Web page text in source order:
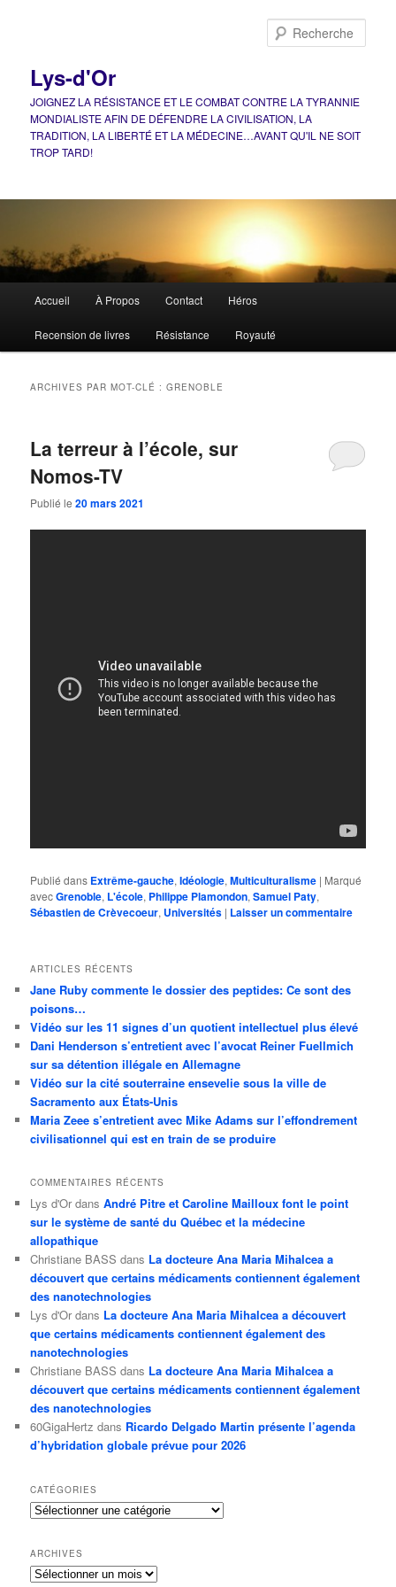
Lys-d'Or
JOIGNEZ LA RÉSISTANCE ET LE COMBAT CONTRE LA TYRANNIE
MONDIALISTE AFIN DE DÉFENDRE LA CIVILISATION, LA
TRADITION, LA LIBERTÉ ET LA MÉDECINE…AVANT QU'IL NE SOIT
TROP TARD!
principal
Accueil À Propos Contact Héros
Recension de livres Résistance Royauté
ARCHIVES PAR MOT-CLÉ :GRENOBLE
La terreur à l’école, sur
Nomos-TV
Publié le20 mars 2021
Publié dans Extrême-gauche,Idéologie,Multiculturalisme | Marqué
avecGrenoble, L'école, Philippe Plamondon,Samuel Paty,
Sébastien de Crèvecoeur, Universités | Laisser un commentaire
ARTICLES RÉCENTS
Jane Ruby commente le dossier des peptides: Ce sont des
poisons…
Vidéo sur les 11 signes d’un quotient intellectuel plus élevé
Dani Henderson s’entretient avec l’avocat Reiner Fuellmich
sur sa détention illégale en Allemagne
Vidéo sur la cité souterraine ensevelie sous la ville de
Sacramento aux États-Unis
Maria Zeee s’entretient avec Mike Adams sur l’effondrement
civilisationnel qui est en train de se produire
COMMENTAIRES RÉCENTS
Lys d'Or dansAndré Pitre et Caroline Mailloux font le point
sur le système de santé du Québec et la médecine
allopathique
Christiane BASS dans La docteure Ana Maria Mihalcea a
découvert que certains médicaments contiennent également
des nanotechnologies
Lys d'Or dans La docteure Ana Maria Mihalcea a découvert
que certains médicaments contiennent également des
nanotechnologies
Christiane BASS dans La docteure Ana Maria Mihalcea a
découvert que certains médicaments contiennent également
des nanotechnologies
60GigaHertz dans Ricardo Delgado Martin présente l’agenda
d’hybridation globale prévue pour 2026
CATÉGORIES
Catégories
ARCHIVES
Archives